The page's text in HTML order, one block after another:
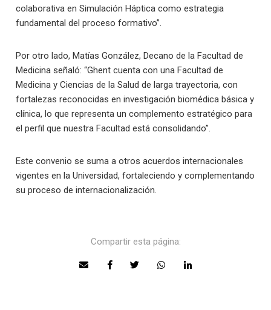
colaborativa en Simulación Háptica como estrategia
fundamental del proceso formativo”.
Por otro lado, Matías González, Decano de la Facultad de
Medicina señaló: “Ghent cuenta con una Facultad de
Medicina y Ciencias de la Salud de larga trayectoria, con
fortalezas reconocidas en investigación biomédica básica y
clínica, lo que representa un complemento estratégico para
el perfil que nuestra Facultad está consolidando”.
Este convenio se suma a otros acuerdos internacionales
vigentes en la Universidad, fortaleciendo y complementando
su proceso de internacionalización.
Compartir esta página: